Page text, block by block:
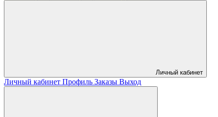
Личный кабинет
Личный кабинет Профиль Заказы Выход